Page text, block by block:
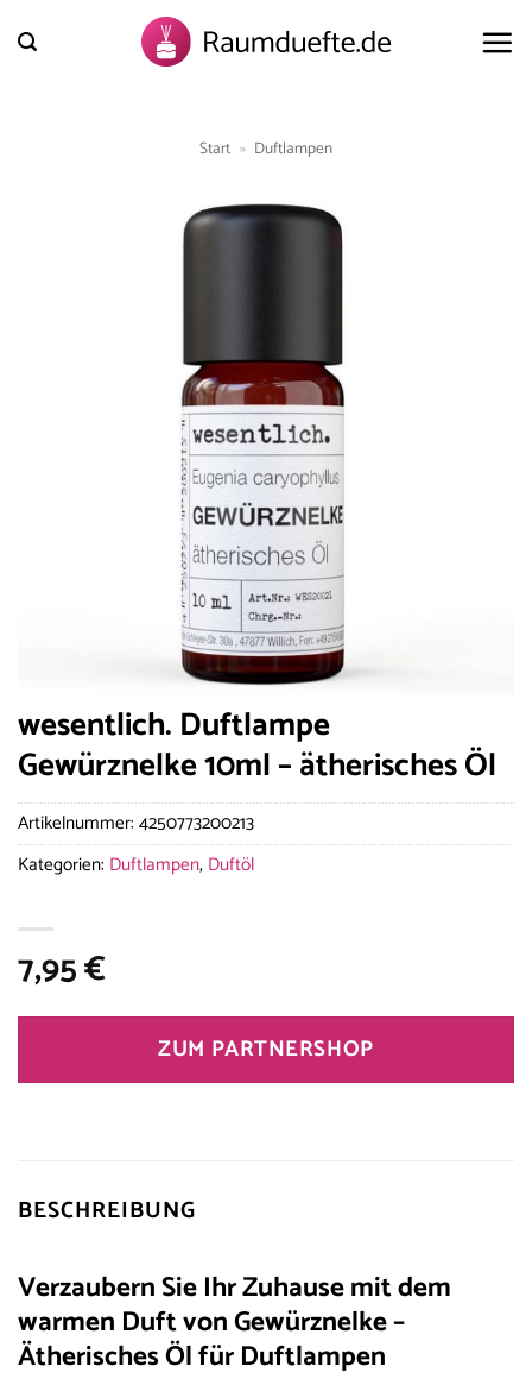
Inhalt
Start » Duftlampen
wesentlich. Duftlampe
Gewürznelke 10ml – ätherisches Öl
7,95€
ZUM PARTNERSHOP
Artikelnummer: 4250773200213
Kategorien: Duftlampen, Duftöl
BESCHREIBUNG
Verzaubern Sie Ihr Zuhause mit dem
warmen Duft von Gewürznelke –
Ätherisches Öl für Duftlampen